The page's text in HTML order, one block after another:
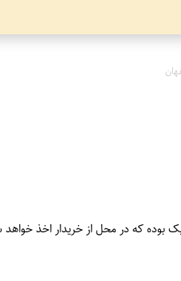
بوده که در محل از خریدار اخذ